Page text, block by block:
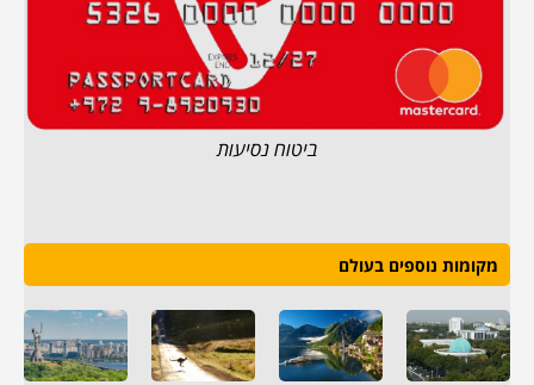
ביטוח נסיעות
מקומות נוספים בעולם